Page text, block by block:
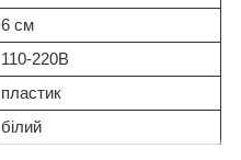
6 см
110-220В
пластик
білий